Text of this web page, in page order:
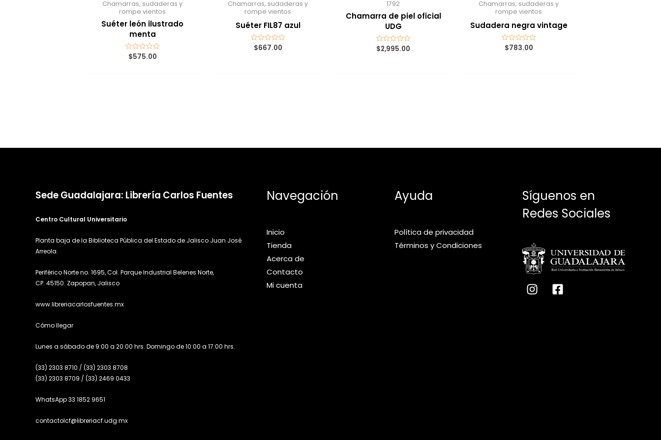
Chamarras, sudaderas y
rompe vientos
Suéter león ilustrado
menta
Valorado
con
$575.00
Chamarras, sudaderas y
rompe vientos
Suéter FIL87 azul
Valorado
con
$667.00
1792
Chamarra de piel oficial
UDG
Valorado
con
$2,995.00
Chamarras, sudaderas y
rompe vientos
Sudadera negra vintage
Valorado
con
$783.00
Sede Guadalajara: Librería Carlos Fuentes
Centro Cultural Universitario
Planta baja de la Biblioteca Pública del Estado de Jalisco Juan José
Arreola.
Periférico Norte no. 1695, Col. Parque Industrial Belenes Norte,
CP. 45150. Zapopan, Jalisco
www.libreriacarlosfuentes.mx
Cómo llegar
Lunes a sábado de 9:00 a 20:00 hrs. Domingo de 10:00 a 17:00 hrs.
(33) 2303 8710 / (33) 2303 8708
(33) 2303 8709 / (33) 2469 0433
WhatsApp 33 1852 9651
contactolcf@libreriacf.udg.mx
Navegación
Inicio
Tienda
Acerca de
Contacto
Mi cuenta
Ayuda
Política de privacidad
Términos y Condiciones
Síguenos en
Redes Sociales